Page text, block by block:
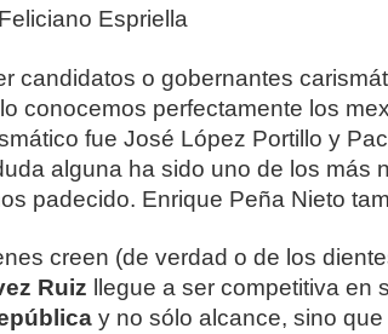
Espriella
candidatos o gobernantes
conocemos perfectamente los
fue José López Portillo y
alguna ha sido uno de los más
padecido. Enrique Peña Nieto
creen (de verdad o de los
Ruiz llegue a ser competitiva en
y no sólo alcance, sino